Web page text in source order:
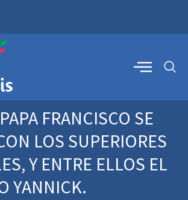
FRANCISCO SE
LOS SUPERIORES
Y ENTRE ELLOS EL
YANNICK.